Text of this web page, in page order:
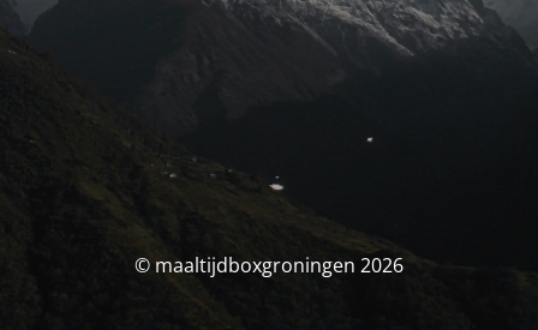
© maaltijdboxgroningen 2026